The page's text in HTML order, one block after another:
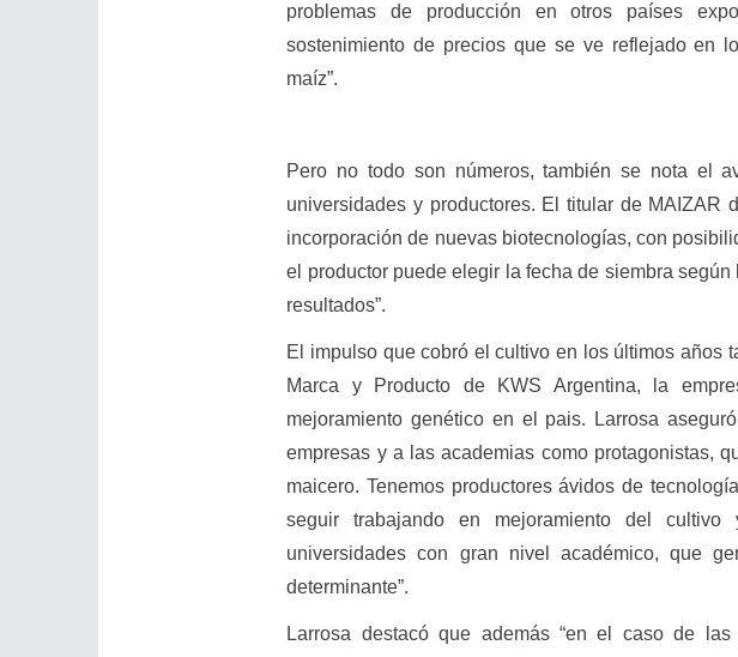
problemas de producción en otros países
sostenimiento de precios que se ve reflejado en
maíz”.
Pero no todo son números, también se nota el
universidades y productores. El titular de MAIZAR
incorporación de nuevas biotecnologías, con
el productor puede elegir la fecha de siembra
resultados”.
El impulso que cobró el cultivo en los últimos años
Marca y Producto de KWS Argentina, la
mejoramiento genético en el pais. Larrosa
empresas y a las academias como protagonistas,
maicero. Tenemos productores ávidos de
seguir trabajando en mejoramiento del
universidades con gran nivel académico, que
determinante”.
Larrosa destacó que además “en el caso de